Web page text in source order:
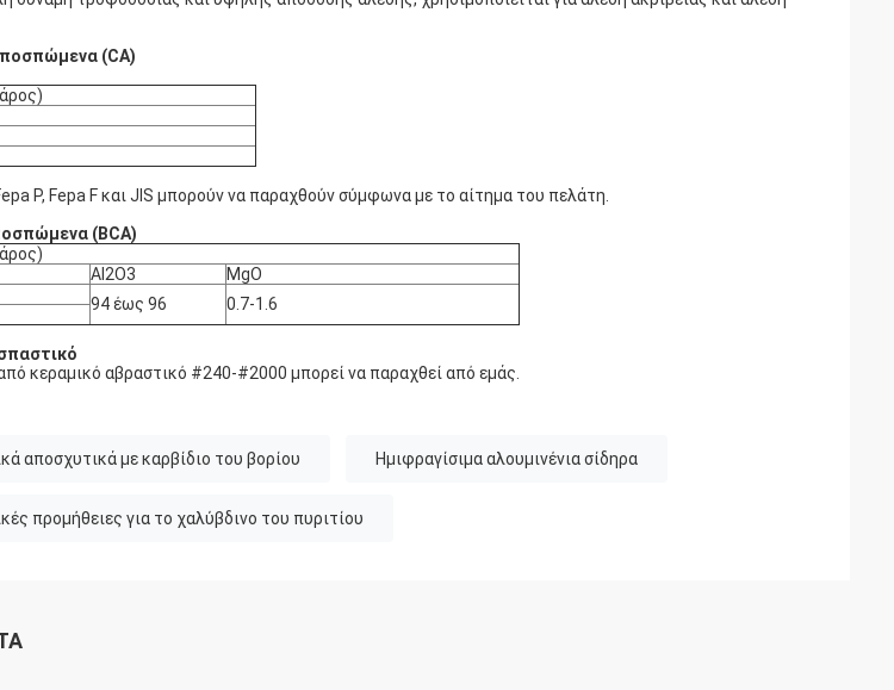
(CA)
P, Fepa F και JIS μπορούν να παραχθούν σύμφωνα με το αίτημα του πελάτη.
(ΒCA)
Al2O3
MgO
94 έως 96 0.7-1.6
κεραμικό αβραστικό #240-#2000 μπορεί να παραχθεί από εμάς.
αποσχυτικά με καρβίδιο του βορίου Ημιφραγίσιμα αλουμινένια σίδηρα
προμήθειες για το χαλύβδινο του πυριτίου